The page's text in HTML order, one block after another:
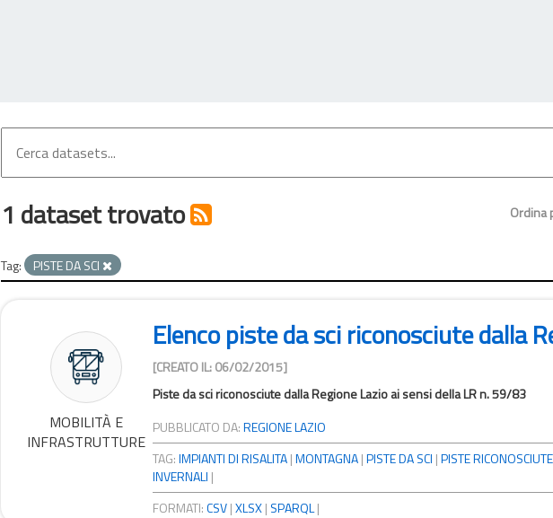
Ordina
1 dataset trovato
Tag: PISTE DA SCI
MOBILITÀ E
INFRASTRUTTURE
Elenco piste da sci riconosciute dalla
[CREATO IL: 06/02/2015]
Piste da sci riconosciute dalla Regione Lazio ai sensi della LR n. 59/83
PUBBLICATO DA:REGIONE LAZIO
TAG:IMPIANTI DI RISALITA |MONTAGNA |PISTE DA SCI |PISTE RICONOSCIUTE
INVERNALI |
FORMATI:CSV |XLSX | SPARQL |